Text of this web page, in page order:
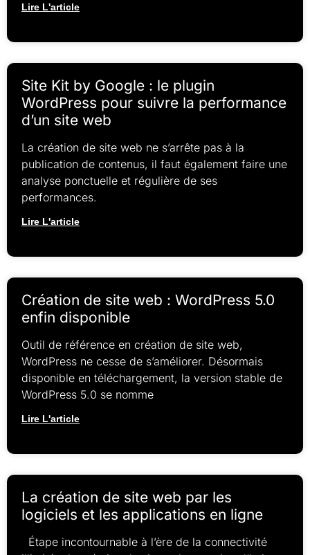
Lire L'article
Site Kit by Google : le plugin
WordPress pour suivre la performance
d’un site web
La création de site web ne s’arrête pas à la
publication de contenus, il faut également faire une
analyse ponctuelle et régulière de ses
performances.
Lire L'article
Création de site web : WordPress 5.0
enfin disponible
Outil de référence en création de site web,
WordPress ne cesse de s’améliorer. Désormais
disponible en téléchargement, la version stable de
WordPress 5.0 se nomme
Lire L'article
La création de site web par les
logiciels et les applications en ligne
Étape incontournable à l’ère de la connectivité